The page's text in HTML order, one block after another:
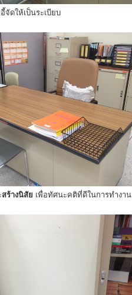
จัดให้เป็นระเบียบ
สร้างนิสัย เพื่อทัศนะคติที่ดีในการทำงาน